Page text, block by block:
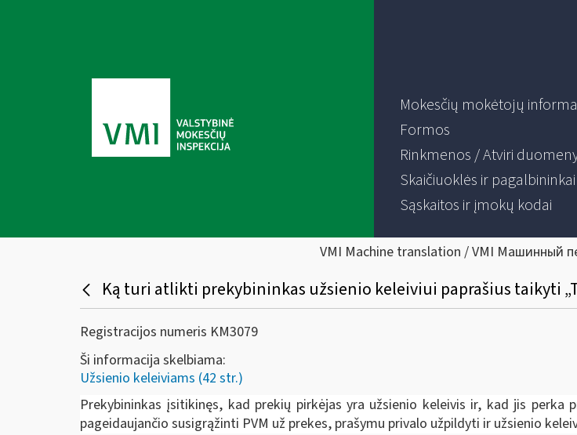
Mokesčių mokėtojų
Formos
Rinkmenos / Atviri
Skaičiuoklės ir pagalbininkai
Sąskaitos ir įmokų kodai
VMI Machine translation / VMI Машинный
Ką turi atlikti prekybininkas užsienio keleiviui paprašius taikyti
Registracijos numeris KM3079
Ši informacija skelbiama:
Užsienio keleiviams (42 str.)
Prekybininkas įsitikinęs, kad prekių pirkėjas yra užsienio keleivis ir, kad jis
pageidaujančio susigrąžinti PVM už prekes, prašymu privalo užpildyti ir užsienio